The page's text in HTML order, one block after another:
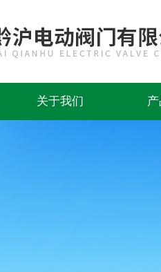
关于我们